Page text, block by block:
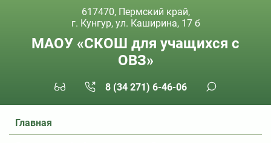
617470, Пермский край,
г. Кунгур, ул. Каширина, 17 б
МАОУ «СКОШ для учащихся с
ОВЗ»
8 (34 271) 6-46-06
Главная